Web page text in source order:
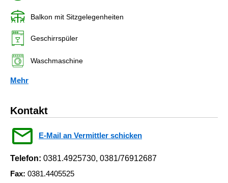
Balkon mit Sitzgelegenheiten
Geschirrspüler
Waschmaschine
Mehr
Kontakt
E-Mail an Vermittler schicken
Telefon: 0381.4925730, 0381/76912687
Fax: 0381.4405525